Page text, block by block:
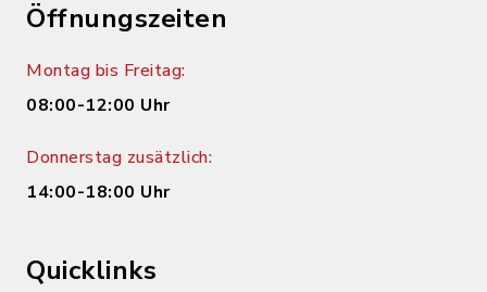
Öffnungszeiten
Montag bis Freitag:
08:00-12:00 Uhr
Donnerstag zusätzlich:
14:00-18:00 Uhr
Quicklinks